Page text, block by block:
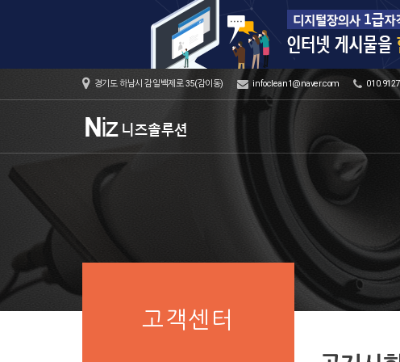
경기도 하남시 감일백제로 35(감이동) infoclean1@naver.com
고객센터